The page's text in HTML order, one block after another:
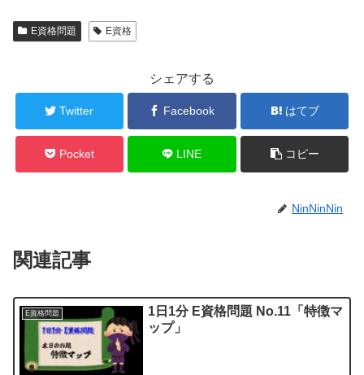
E資格問題 E資格
シェアする
Twitter Facebook はてブ
Pocket LINE コピー
NinNinNin
関連記事
E資格問題
1日1分 E資格問題 No.11「特徴マ
ップ」